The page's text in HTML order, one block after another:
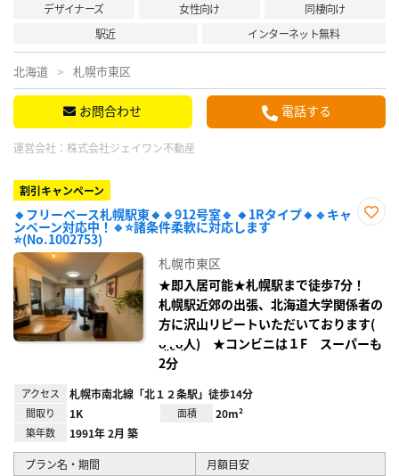
デザイナーズ 女性向け
同棲向け
駅近
インターネット無料
北海道 札幌市東区
お問合わせ 電話する
運営会社： 株式会社ジェイワン不動産
割引キャンペーン
🔸フリーベース札幌駅東🔸🔹912号室🔹 🔸1Rタイプ🔸🔹キャ
ンペーン対応中！🔹⭐諸条件柔軟に対応します
⭐(No.1002753)
札幌市東区
★即入居可能★札幌駅まで徒歩7分！
札幌駅近郊の出張、北海道大学関係者の
方に沢山リピートいただいております(
ᴗ̤ .̮ ᴗ̤人) ★コンビニは１F スーパーも
2分
アクセス 札幌市南北線「北１２条駅」徒歩14分
間取り 1K 面積 20m²
築年数 1991年 2月 築
プラン名・期間
月額目安